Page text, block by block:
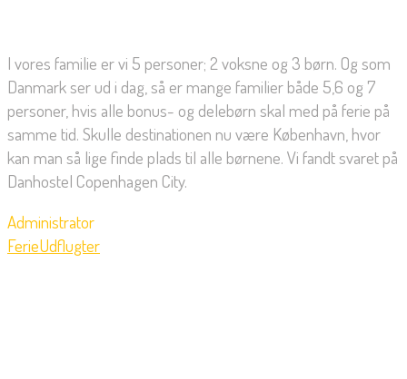
I vores familie er vi 5 personer; 2 voksne og 3 børn. Og som
Danmark ser ud i dag, så er mange familier både 5,6 og 7
personer, hvis alle bonus- og delebørn skal med på ferie på
samme tid. Skulle destinationen nu være København, hvor
kan man så lige finde plads til alle børnene. Vi fandt svaret på
Danhostel Copenhagen City.
Administrator
FerieUdflugter